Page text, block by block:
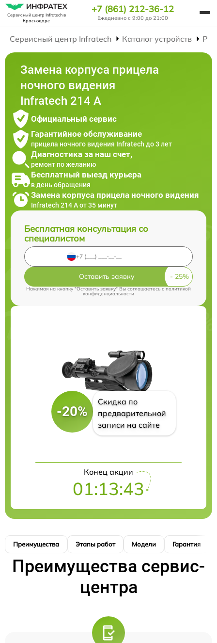
Сервисный центр Infratechв
Краснодаре
+7 (861) 212-36-12
Ежедневно с 9:00 до 21:00
Сервисный центр Infratech Каталог устройств
Замена корпуса прицела
ночного видения
Infratech 214 А
Официальный сервис
Гарантийное обслуживание
прицела ночного видения Infratech до 3 лет
Диагностика за наш счет,
ремонт по желанию
Бесплатный выезд курьера
в день обращения
Замена корпуса прицела ночного видения
Infratech 214 А от 35 минут
Бесплатная консультация со
специалистом
Оставить заявку
Нажимая на кнопку "Оставить заявку" Вы соглашаетесь cполитикой
конфиденциальности
-20%
Скидка по
предварительной
записи на сайте
Конец акции
01:13:42
Преимущества Этапы работ Модели Гарантия
Преимущества сервис-
центра